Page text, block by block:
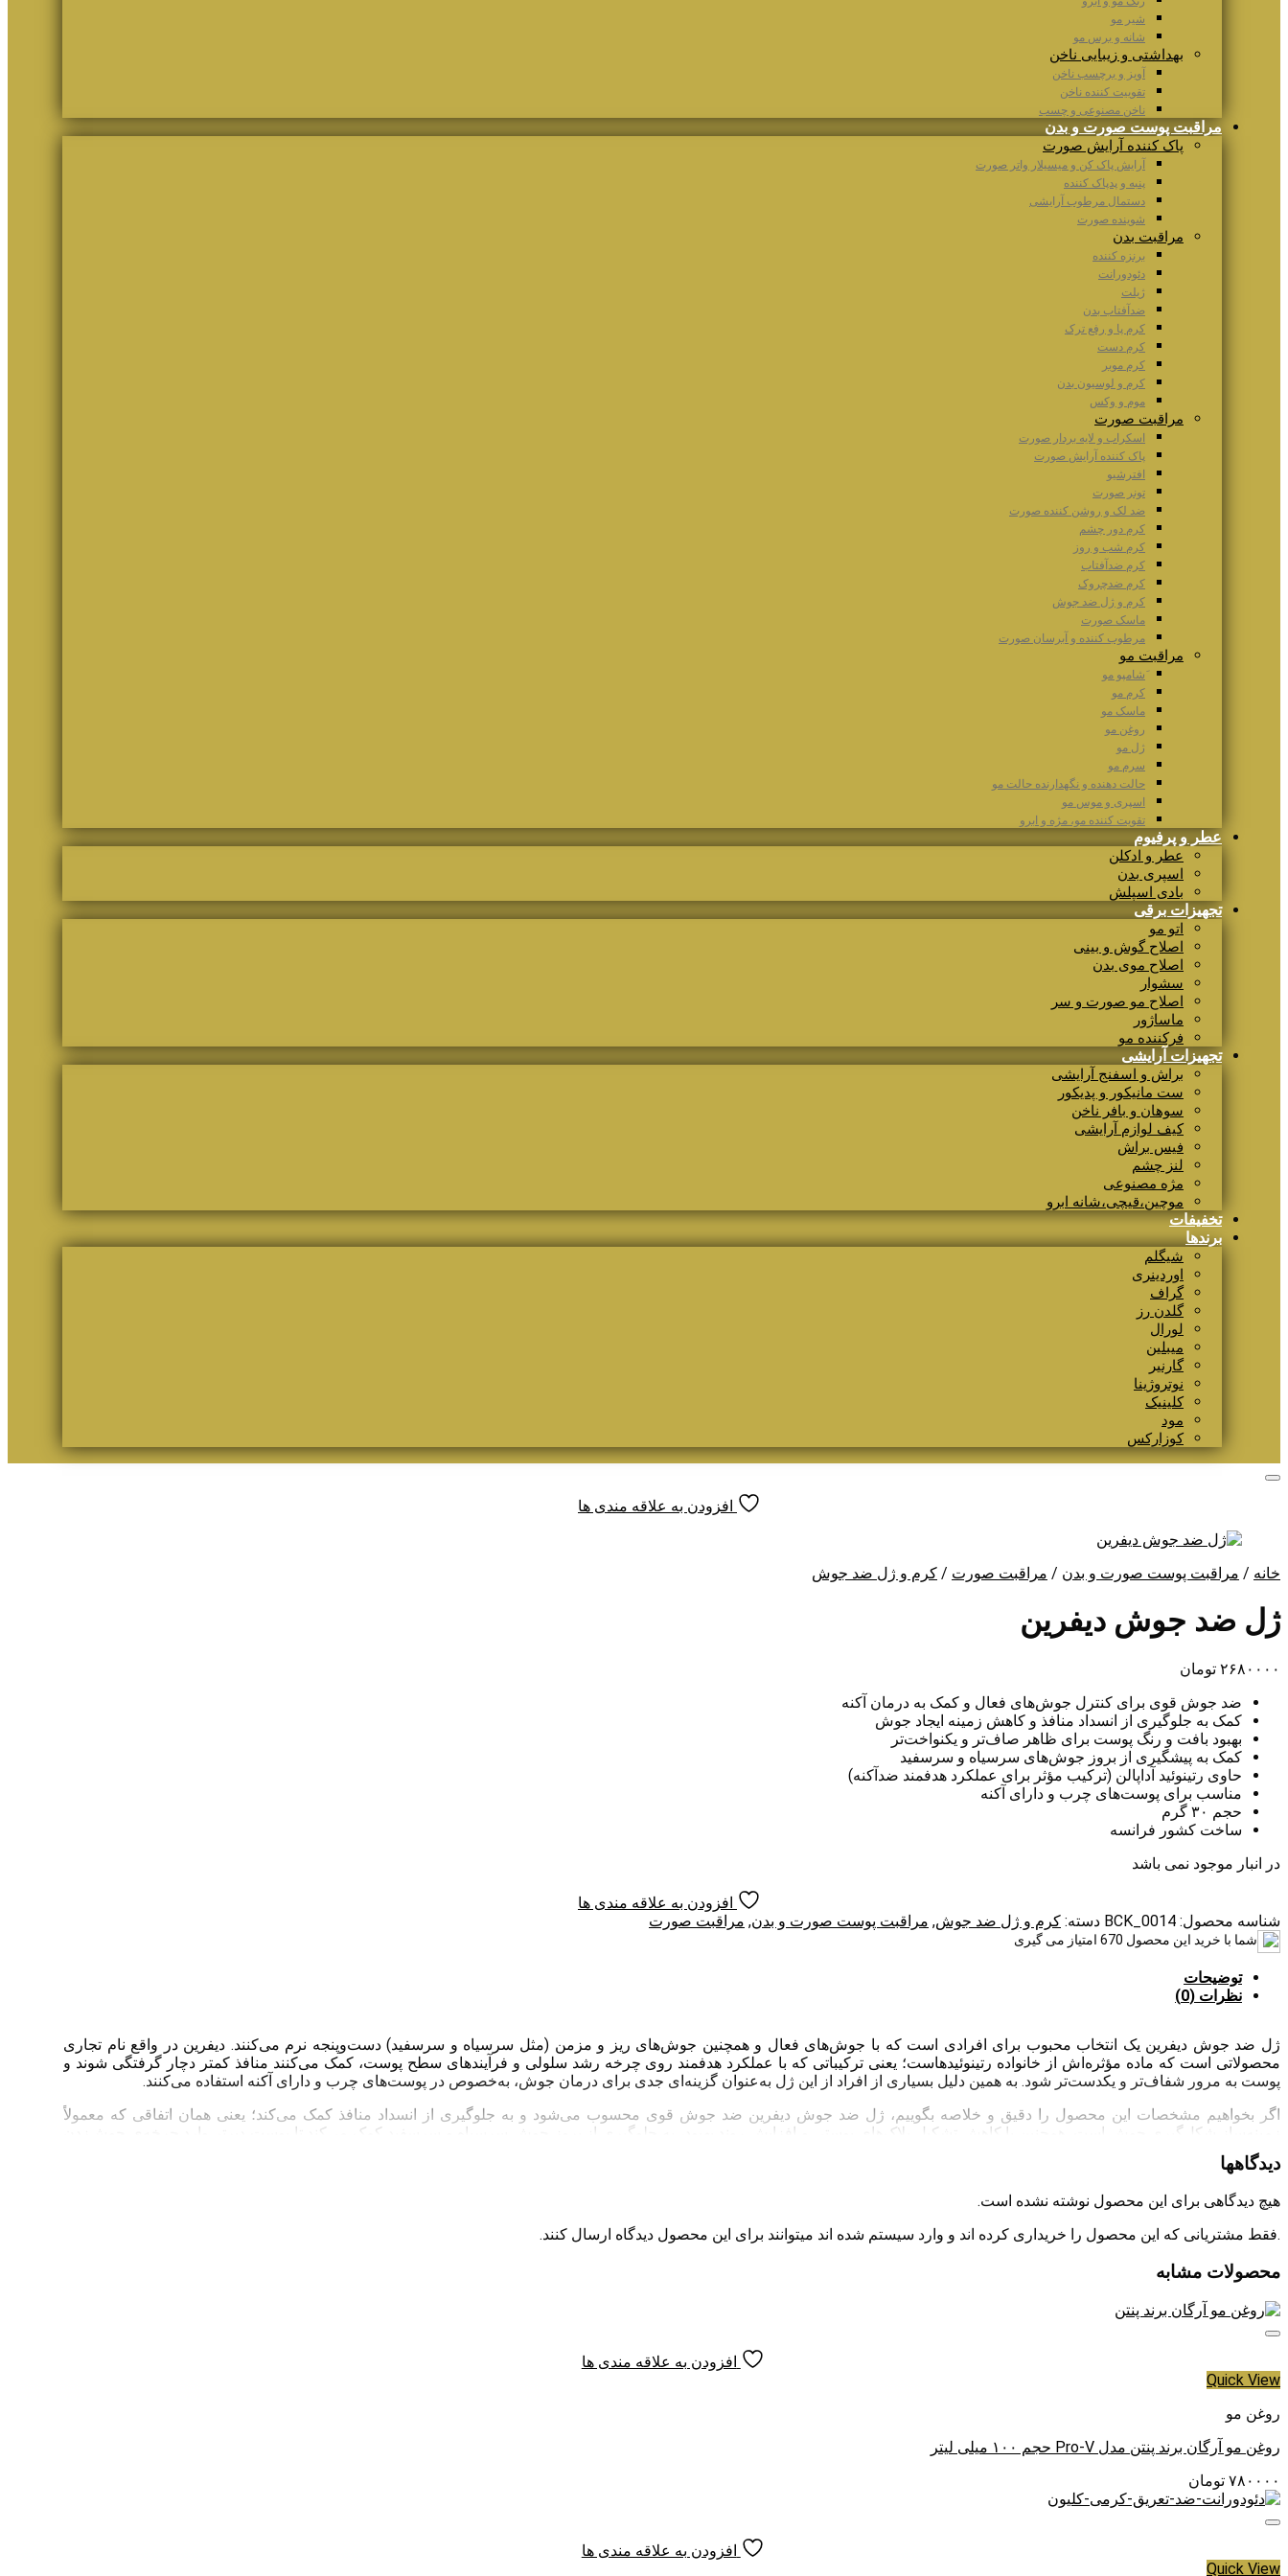
شیر مو
شانه و برس مو
بهداشتی و زیبایی ناخن
آویز و برچسب ناخن
تقوییت کننده ناخن
ناخن مصنوعی و چسب
مراقبت پوست صورت و بدن
پاک کننده آرایش صورت
آرایش پاک کن و میسیلار واتر صورت
پنبه و پدپاک کننده
دستمال مرطوب آرایشی
شوینده صورت
مراقبت بدن
برنزه کننده
دئودورانت
ژیلت
ضدآفتاب بدن
کرم پا و رفع ترک
کرم دست
کرم موبر
کرم و لوسیون بدن
موم و وکس
مراقبت صورت
اسکراب و لایه بردار صورت
پاک کننده آرایش صورت
افترشیو
تونر صورت
ضد لک و روشن کننده صورت
کرم دور چشم
کرم شب و روز
کرم ضدآفتاب
کرم ضدچروک
کرم و ژل ضد جوش
ماسک صورت
مرطوب کننده و آبرسان صورت
مراقبت مو
َشامپو مو
کرم مو
ماسک مو
روغن مو
ژل مو
سرم مو
حالت دهنده و نگهدارنده حالت مو
اسپری و موس مو
تقویت کننده مو، مژه و ابرو
عطر و پرفیوم
عطر و ادکلن
اسپری بدن
بادی اسپلش
تجهیزات برقی
اتو مو
اصلاح گوش و بینی
اصلاح موی بدن
سشوار
اصلاح مو صورت و سر
ماساژور
فرکننده مو
تجهیزات آرایشی
براش و اسفنج آرایشی
ست مانیکور و پدیکور
سوهان و بافر ناخن
کیف لوازم آرایشی
فیس براش
لنز چشم
مژه مصنوعی
موچین،قیچی،شانه ابرو
تخفیفات
برندها
شیگلم
اوردینری
گراف
گلدن رز
لورال
میبلین
گارنیر
نوتروژینا
کلینیک
مود
کوزارکس
افزودن به علاقه مندی ها
خانه / مراقبت پوست صورت و بدن / مراقبت صورت / کرم و ژل ضد جوش
ژل ضد جوش دیفرین
۲۶۸۰۰۰۰ تومان
ضد جوش قوی برای کنترل جوش‌های فعال و کمک به درمان آکنه
کمک به جلوگیری از انسداد منافذ و کاهش زمینه ایجاد جوش
بهبود بافت و رنگ پوست برای ظاهر صاف‌تر و یکنواخت‌تر
کمک به پیشگیری از بروز جوش‌های سرسیاه و سرسفید
حاوی رتینوئید آداپالن (ترکیب مؤثر برای عملکرد هدفمند ضدآکنه)
مناسب برای پوست‌های چرب و دارای آکنه
حجم ۳۰ گرم
ساخت کشور فرانسه
در انبار موجود نمی باشد
افزودن به علاقه مندی ها
شناسه محصول: BCK_0014 دسته: کرم و ژل ضد جوش, مراقبت پوست صورت و بدن, مراقبت صورت
شما با خرید این محصول 670 امتیاز می گیری
توضیحات
نظرات (0)
ژل ضد جوش دیفرین یک انتخاب محبوب برای افرادی است که با جوش‌های فعال و همچنین جوش‌های ریز و مزمن (مثل سرسیاه و سرسفید) دست‌وپنجه نرم می‌کنند. دیفرین در واقع نام تجاری
محصولاتی است که ماده مؤثره‌اش از خانواده رتینوئیدهاست؛ یعنی ترکیباتی که با عملکرد هدفمند روی چرخه رشد سلولی و فرآیندهای سطح پوست، کمک می‌کنند منافذ کمتر دچار گرفتگی شوند و
پوست به مرور شفاف‌تر و یکدست‌تر شود. به همین دلیل بسیاری از افراد از این ژل به‌عنوان گزینه‌ای جدی برای درمان جوش، به‌خصوص در پوست‌های چرب و دارای آکنه استفاده می‌کنند.
اگر بخواهیم مشخصات این محصول را دقیق و خلاصه بگوییم، ژل ضد جوش دیفرین ضد جوش قوی محسوب می‌شود و به جلوگیری از انسداد منافذ کمک می‌کند؛ یعنی همان اتفاقی که معمولاً
زمینه‌ساز شکل‌گیری جوش است. همچنین با کاهش تشکیل پلاک‌های پوستی و افزایش روند بهبود، به جلوگیری از بروز جوش سرسیاه و سرسفید کمک می‌کند تا پوست دیرتر وارد چرخه‌ی جوش‌زدن
دوباره شود. در کنار این موارد، استفاده منظم می‌تواند باعث بهبود بافت و رنگ پوست و ایجاد ظاهر سالم‌تر روی پوست شود.
پاک‌کننده یا فقط “ضدعفونی‌کننده” نیست، بلکه بیشتر روی ریشه‌ی بروز آکنه اثر می‌گذارد.
حجم محصول: ۳۰ گرم است و برای پوست‌های چرب و دارای آکنه طراحی شده. اگر به دنبال یک درمان اصولی و هدفمند برای کنترل جوش‌ها و پیشگیری از سرسیاه/سرسفید هستید، ژل ضد جوش
دیدگاهها
هیچ دیدگاهی برای این محصول نوشته نشده است.
.فقط مشتریانی که این محصول را خریداری کرده اند و وارد سیستم شده اند میتوانند برای این محصول دیدگاه ارسال کنند.
محصولات مشابه
افزودن به علاقه مندی ها
Quick View
روغن مو
روغن مو آرگان برند پنتن مدل Pro-V حجم ۱۰۰ میلی لیتر
۷۸۰۰۰۰ تومان
افزودن به علاقه مندی ها
Quick View